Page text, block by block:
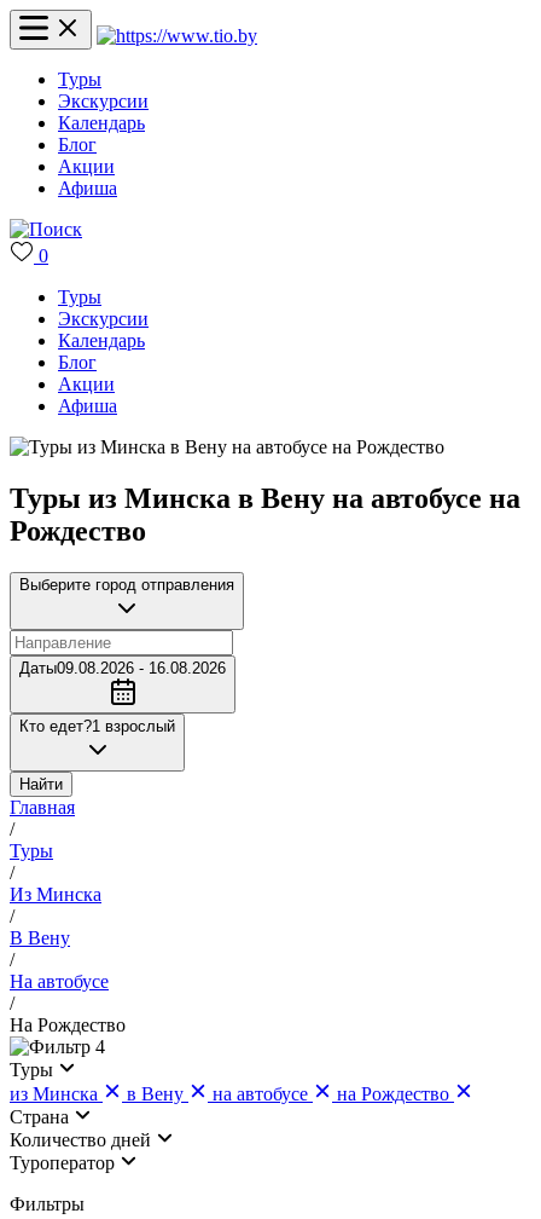
Туры
Экскурсии
Календарь
Блог
Акции
Афиша
0
Туры
Экскурсии
Календарь
Блог
Акции
Афиша
Туры из Минска в Вену на автобусе на
Рождество
Выберите город отправления
Даты09.08.2026 - 16.08.2026
Кто едет?1 взрослый
Найти
Главная
/
Туры
/
Из Минска
/
В Вену
/
На автобусе
/
На Рождество
4
Туры
из Минска
в Вену на автобусе
на Рождество
Страна
Количество дней
Туроператор
Фильтры